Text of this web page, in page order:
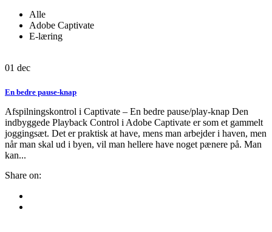
Alle
Adobe Captivate
E-læring
01 dec
En bedre pause-knap
Afspilningskontrol i Captivate – En bedre pause/play-knap Den
indbyggede Playback Control i Adobe Captivate er som et gammelt
joggingsæt. Det er praktisk at have, mens man arbejder i haven, men
når man skal ud i byen, vil man hellere have noget pænere på. Man
kan...
Share on: